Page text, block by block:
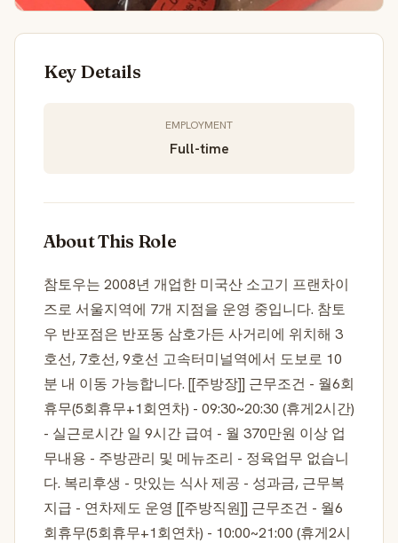
Key Details
EMPLOYMENT
Full-time
About This Role
참토우는 2008년 개업한 미국산 소고기 프랜차이
즈로 서울지역에 7개 지점을 운영 중입니다. 참토
우 반포점은 반포동 삼호가든 사거리에 위치해 3
호선, 7호선, 9호선 고속터미널역에서 도보로 10
분 내 이동 가능합니다. [[주방장]] 근무조건 - 월6회
휴무(5회휴무+1회연차) - 09:30~20:30 (휴게2시간)
- 실근로시간 일 9시간 급여 - 월 370만원 이상 업
무내용 - 주방관리 및 메뉴조리 - 정육업무 없습니
다. 복리후생 - 맛있는 식사 제공 - 성과금, 근무복
지급 - 연차제도 운영 [[주방직원]] 근무조건 - 월6
회휴무(5회휴무+1회연차) - 10:00~21:00 (휴게2시